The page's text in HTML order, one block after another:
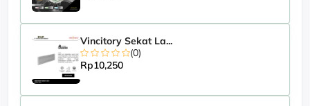
Vincitory Sekat La...
(0)
Rp10,250